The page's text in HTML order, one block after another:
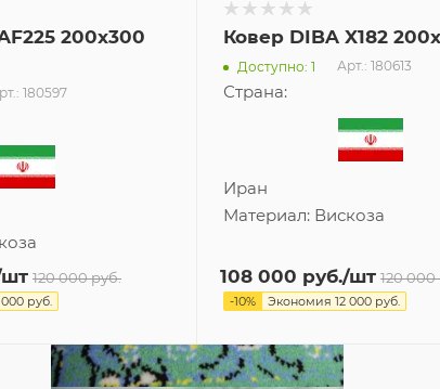
200x300
180597
120 000руб.
000 руб.
Ковер DIBA X182
Доступно: 1 Арт.: 180613
Страна:
Иран
Материал: Вискоза
108 000 руб./шт 120 000
-10% Экономия 12 000 руб.